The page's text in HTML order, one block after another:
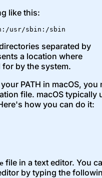
like this:
usr/sbin:/sbin
separated by
a location where
by the system.
PATH in macOS, you
file. macOS typically
how you can do it:
file in a text editor. You
by typing the